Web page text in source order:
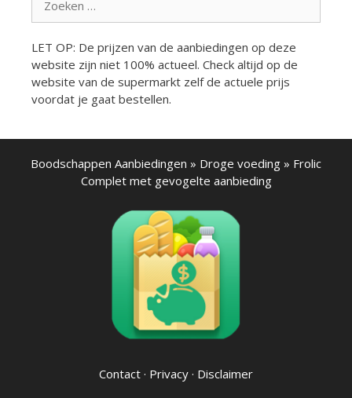
naar:
LET OP: De prijzen van de aanbiedingen op deze
website zijn niet 100% actueel. Check altijd op de
website van de supermarkt zelf de actuele prijs
voordat je gaat bestellen.
Boodschappen Aanbiedingen » Droge voeding » Frolic
Complet met gevogelte aanbieding
Contact · Privacy · Disclaimer